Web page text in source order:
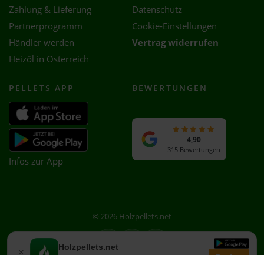
× Holzpellets.net
Zahlung & Lieferung
Partnerprogramm
Händler werden
Heizöl in Österreich
Datenschutz
Cookie-Einstellungen
Vertrag widerrufen
PELLETS APP
Infos zur App
BEWERTUNGEN
4,90
315 Bewertungen
© 2026 Holzpellets.net
Facebook